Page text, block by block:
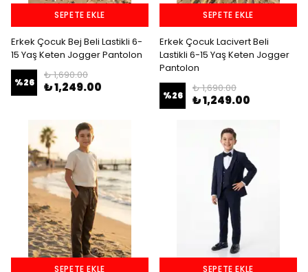
SEPETE EKLE
Erkek Çocuk Bej Beli Lastikli 6-
15 Yaş Keten Jogger Pantolon
%26
₺ 1,690.00
₺ 1,249.00
SEPETE EKLE
Erkek Çocuk Lacivert Beli
Lastikli 6-15 Yaş Keten Jogger
Pantolon
%26
₺ 1,690.00
₺ 1,249.00
SEPETE EKLE SEPETE EKLE